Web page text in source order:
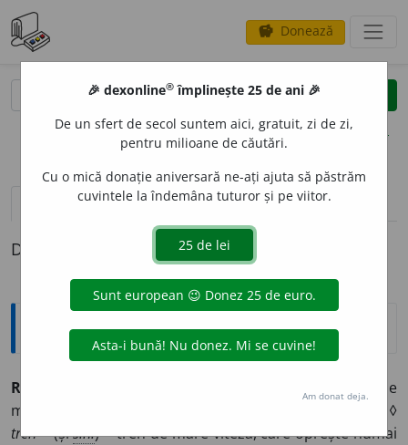
savings Donează
clear
opțiuni
definiții (1) pronunțievolume_up (50)
Definiția cu ID-ul 435296:
Explicative DEX
RAP
care se petrece într-un timp scurt; care se
mișcă, care are loc repede. ♦ foarte înclinat, pieptiș. ◊
tren ~(șis.n.) = tren de mare viteză, care oprește numai
🎉 dexonline® împlinește 25 de ani 🎉
De un sfert de secol suntem aici, gratuit, zi de zi,
pentru milioane de căutări.
Cu o mică donație aniversară ne-ați ajuta să păstrăm
cuvintele la îndemâna tuturor și pe viitor.
Am donat deja.